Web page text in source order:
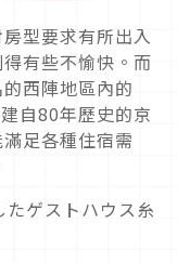
型要求有所出入
有些不愉快。而
西陣地區內的
自80年歷史的京
足各種住宿需
ゲストハウス糸